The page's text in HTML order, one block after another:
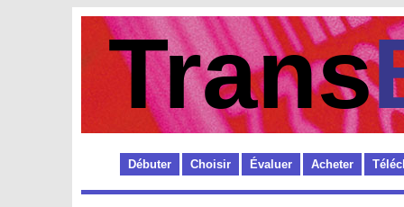
Trans
Débuter Choisir Évaluer Acheter